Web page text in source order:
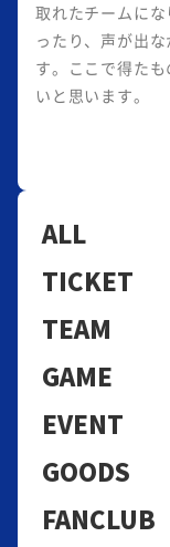
取れたチームに
ったり、声が出
す。ここで得た
いと思います。
ALL
TICKET
TEAM
GAME
EVENT
GOODS
FANCLUB